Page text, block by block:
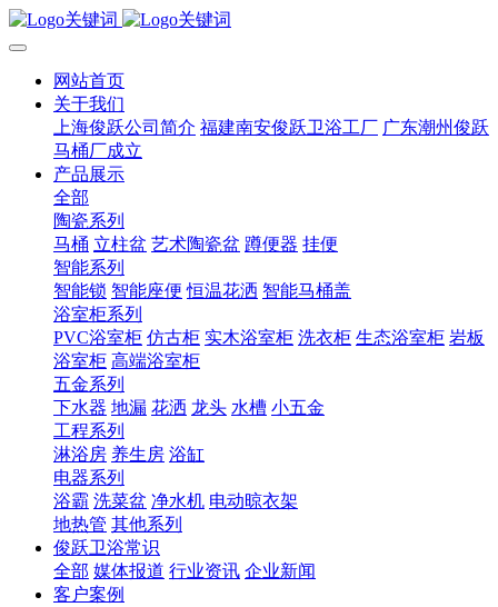
网站首页
关于我们
上海俊跃公司简介 福建南安俊跃卫浴工厂 广东潮州俊跃
马桶厂成立
产品展示
全部
陶瓷系列
马桶 立柱盆 艺术陶瓷盆 蹲便器 挂便
智能系列
智能锁 智能座便 恒温花洒 智能马桶盖
浴室柜系列
PVC浴室柜 仿古柜 实木浴室柜 洗衣柜 生态浴室柜 岩板
浴室柜 高端浴室柜
五金系列
下水器 地漏 花洒 龙头 水槽 小五金
工程系列
淋浴房 养生房 浴缸
电器系列
浴霸 洗菜盆 净水机 电动晾衣架
地热管 其他系列
俊跃卫浴常识
全部 媒体报道 行业资讯 企业新闻
客户案例